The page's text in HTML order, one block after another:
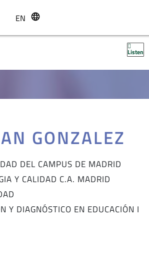
EN
Listen
GONZALEZ
DEL CAMPUS DE MADRID
Y CALIDAD C.A. MADRID
Y DIAGNÓSTICO EN EDUCACIÓN I